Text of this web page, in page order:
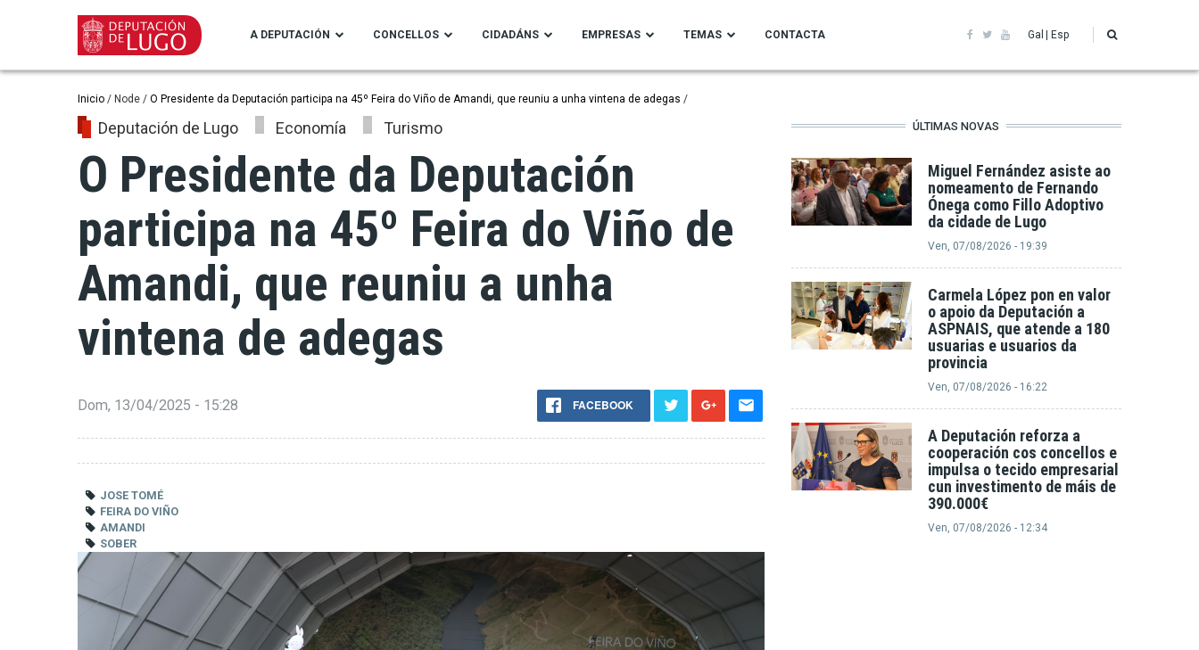
principal
A DEPUTACIÓN CONCELLOS CIDADÁNS EMPRESAS TEMAS CONTACTA Gal Esp
Miga
de
pan
Inicio Node O Presidente da Deputación participa na 45º Feira do Viño de Amandi, que reuniu a unha vintena de adegas
Deputación de Lugo Economía Turismo
O Presidente da Deputación
participa na 45º Feira do Viño de
Amandi, que reuniu a unha
vintena de adegas
Dom, 13/04/2025 - 15:28 FACEBOOK
JOSE TOMÉ
FEIRA DO VIÑO
AMANDI
SOBER
ÚLTIMAS NOVAS
Miguel Fernández asiste ao
nomeamento de Fernando
Ónega como Fillo Adoptivo
da cidade de Lugo
Ven, 07/08/2026 - 19:39
Carmela López pon en valor
o apoio da Deputación a
ASPNAIS, que atende a 180
usuarias e usuarios da
provincia
Ven, 07/08/2026 - 16:22
A Deputación reforza a
cooperación cos concellos e
impulsa o tecido empresarial
cun investimento de máis de
390.000€
Ven, 07/08/2026 - 12:34